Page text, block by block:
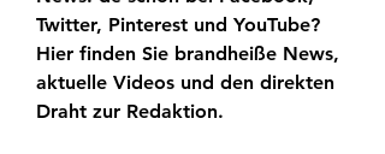
Twitter, Pinterest und YouTube?
Hier finden Sie brandheiße News,
aktuelle Videos und den direkten
Draht zur Redaktion.